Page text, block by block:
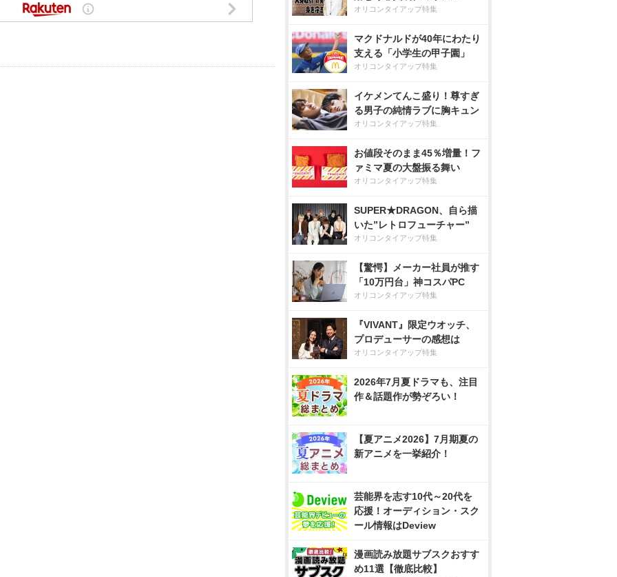
オリコンタイアップ特集
マクドナルドが40年にわたり
支える「小学生の甲子園」
オリコンタイアップ特集
イケメンてんこ盛り！尊すぎ
る男子の純情ラブに胸キュン
オリコンタイアップ特集
お値段そのまま45％増量！フ
ァミマ夏の大盤振る舞い
オリコンタイアップ特集
SUPER★DRAGON、自ら描
いた”レトロフューチャー”
オリコンタイアップ特集
【驚愕】メーカー社員が推す
「10万円台」神コスパPC
オリコンタイアップ特集
『VIVANT』限定ウオッチ、
プロデューサーの感想は
オリコンタイアップ特集
2026年7月夏ドラマも、注目
作＆話題作が勢ぞろい！
【夏アニメ2026】7月期夏の
新アニメを一挙紹介！
芸能界を志す10代～20代を
応援！オーディション・スク
ール情報はDeview
漫画読み放題サブスクおすす
め11選【徹底比較】